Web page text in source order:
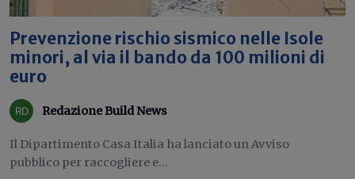
Prevenzione rischio sismico nelle Isole
minori, al via il bando da 100 milioni di
euro
Redazione Build News
Il Dipartimento Casa Italia ha lanciato un Avviso
pubblico per raccogliere e...